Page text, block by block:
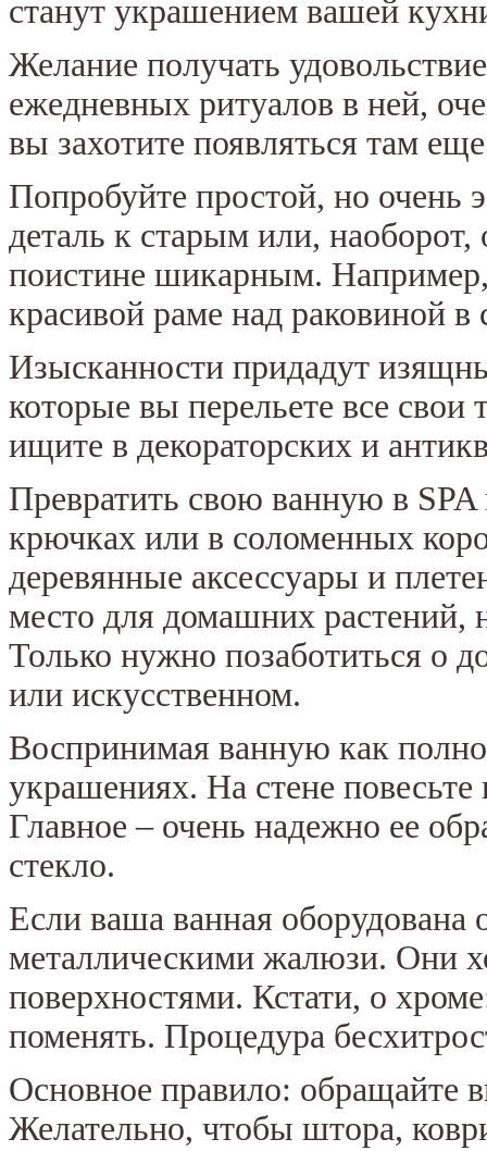
станут украшением вашей
Желание получать
ежедневных ритуалов в ней,
вы захотите появляться там
Попробуйте простой, но
деталь к старым или,
поистине шикарным. Например,
красивой раме над раковиной
Изысканности придадут
которые вы перельете все
ищите в декораторских и
Превратить свою ванную в
крючках или в соломенных
деревянные аксессуары и
место для домашних
Только нужно позаботиться о
или искусственном.
Воспринимая ванную как
украшениях. На стене
Главное – очень надежно ее
стекло.
Если ваша ванная оборудована
металлическими жалюзи. Они
поверхностями. Кстати, о
поменять. Процедура
Основное правило: обращайте
Желательно, чтобы штора,